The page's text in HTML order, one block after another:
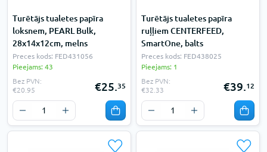
Turētājs tualetes papīra
loksnem, PEARL Bulk,
28x14x12cm, melns
Preces kods: FED431056
Pieejams: 43
Bez PVN:
€20.95
€25.35
Turētājs tualetes papīra
ruļļiem CENTERFEED,
SmartOne, balts
Preces kods: FED438025
Pieejams: 1
Bez PVN:
€32.33
€39.12